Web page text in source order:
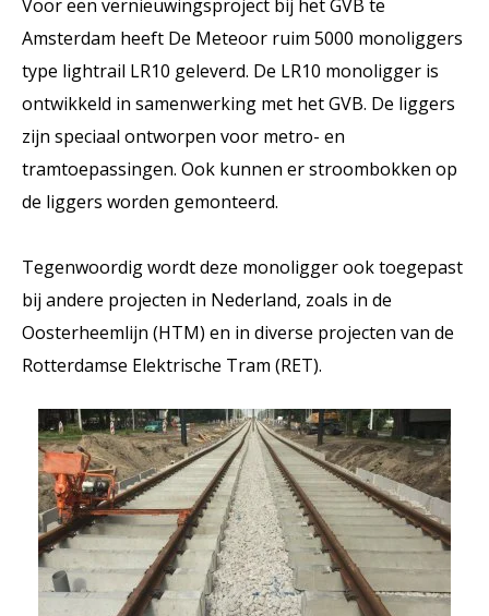
MVO
Veelgestelde vragen
Voor een vernieuwingsproject bij het GVB te
Amsterdam heeft De Meteoor ruim 5000 monoliggers
type lightrail LR10 geleverd. De LR10 monoligger is
ontwikkeld in samenwerking met het GVB. De liggers
zijn speciaal ontworpen voor metro- en
tramtoepassingen. Ook kunnen er stroombokken op
de liggers worden gemonteerd.
Tegenwoordig wordt deze monoligger ook toegepast
bij andere projecten in Nederland, zoals in de
Oosterheemlijn (HTM) en in diverse projecten van de
Rotterdamse Elektrische Tram (RET).